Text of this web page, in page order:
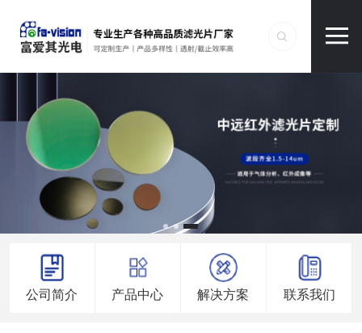
公司简介 产品中心 解决方案 联系我们